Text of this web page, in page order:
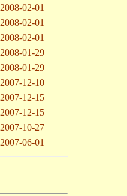
2008-02-01
2008-02-01
2008-02-01
2008-01-29
2008-01-29
2007-12-10
2007-12-15
2007-12-15
2007-10-27
2007-06-01